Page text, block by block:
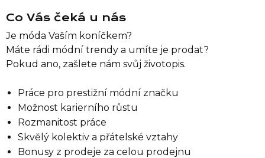
Co Vás čeká u nás
Je móda Vaším koníčkem?
Máte rádi módní trendy a umíte je prodat?
Pokud ano, zašlete nám svůj životopis.
Práce pro prestižní módní značku
Možnost karierního růstu
Rozmanitost práce
Skvělý kolektiv a přátelské vztahy
Bonusy z prodeje za celou prodejnu